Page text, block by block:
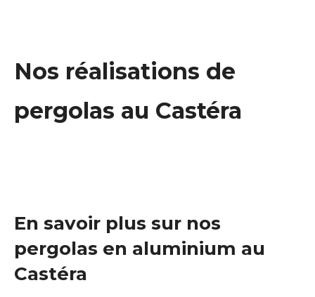
Nos réalisations de
pergolas au Castéra
En savoir plus sur nos
pergolas en aluminium au
Castéra